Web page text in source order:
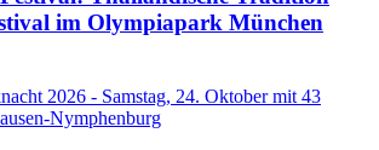
im Olympiapark München